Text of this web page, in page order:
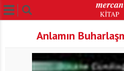
Anlamın